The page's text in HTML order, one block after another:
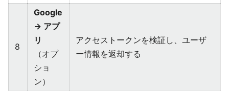
8
Google
→ アプ
リ
（オプ
ショ
ン）
アクセストークンを検証し、ユーザ
ー情報を返却する